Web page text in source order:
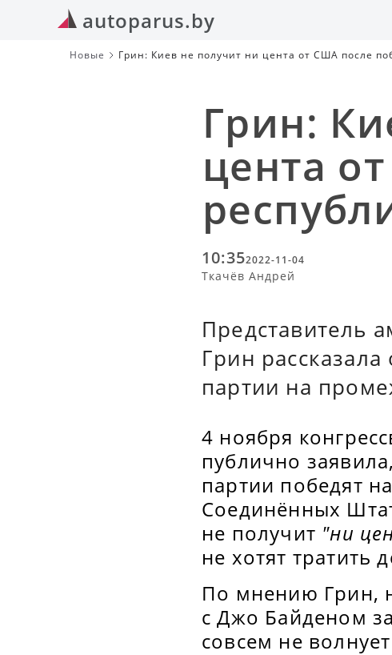
autoparus.by
Новые Грин: Киев не получит ни цента от США после
Грин:
цента
10:352022-11-04
Ткачёв Андрей
Представитель
Грин
партии на
4 ноября
публично
партии победят
Соединённых
не получит "ни
не хотят тратить
По мнению Грин,
с Джо Байденом
совсем не